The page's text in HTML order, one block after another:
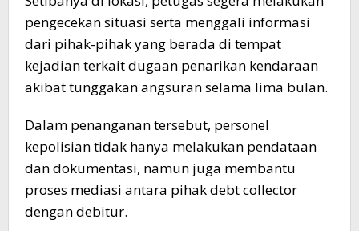
pengecekan situasi serta menggali informasi
dari pihak-pihak yang berada di tempat
kejadian terkait dugaan penarikan kendaraan
akibat tunggakan angsuran selama lima bulan.
Dalam penanganan tersebut, personel
kepolisian tidak hanya melakukan pendataan
dan dokumentasi, namun juga membantu
proses mediasi antara pihak debt collector
dengan debitur.